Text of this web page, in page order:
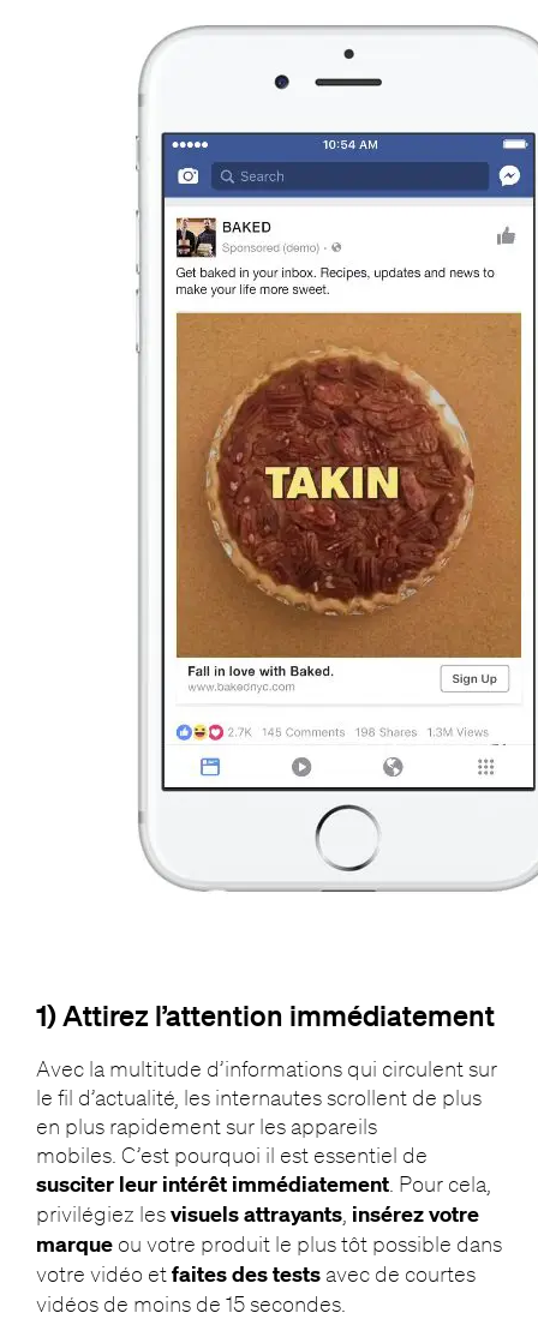
1) Attirez l’attention immédiatement
Avec la multitude d’informations qui circulent sur
le fil d’actualité, les internautes scrollent de plus
en plus rapidement sur les appareils
mobiles. C’est pourquoi il est essentiel de
susciter leur intérêt immédiatement. Pour cela,
privilégiez lesvisuels attrayants, insérez votre
marqueou votre produit le plus tôt possible dans
votre vidéo etfaites des testsavec de courtes
vidéos de moins de 15 secondes.